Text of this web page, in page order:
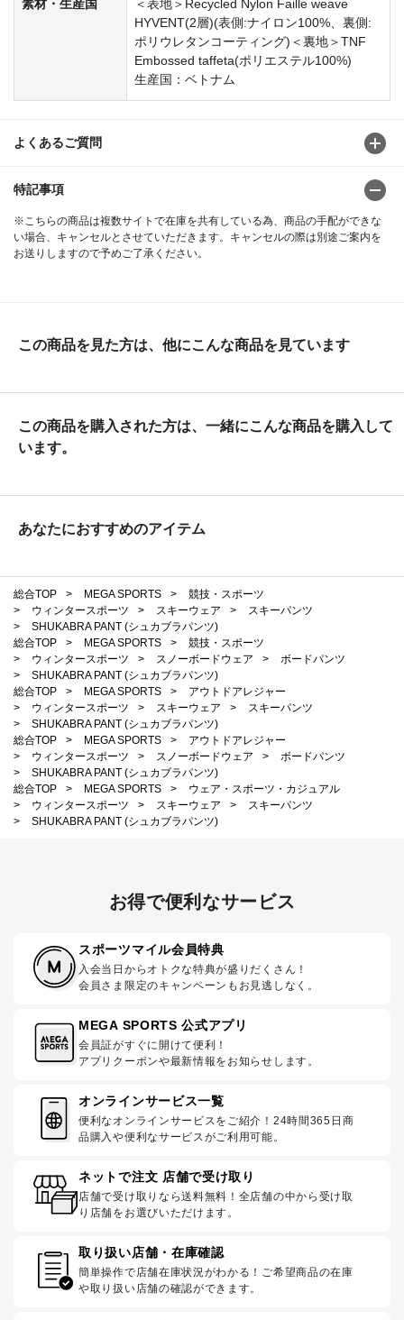
素材・生産国
＜表地＞Recycled Nylon Faille weave
HYVENT(2層)(表側:ナイロン100%、裏側:
ポリウレタンコーティング)＜裏地＞TNF
Embossed taffeta(ポリエステル100%)
生産国：ベトナム
よくあるご質問
特記事項
※こちらの商品は複数サイトで在庫を共有している為、商品の手配ができな
い場合、キャンセルとさせていただきます。キャンセルの際は別途ご案内を
お送りしますので予めご了承ください。
この商品を見た方は、他にこんな商品を見ています
この商品を購入された方は、一緒にこんな商品を購入して
います。
あなたにおすすめのアイテム
総合TOP > MEGA SPORTS >
競技・スポーツ
>
ウィンタースポーツ > スキーウェア >
スキーパンツ
>
SHUKABRA PANT (シュカブラパンツ)
総合TOP
> MEGA SPORTS >
競技・スポーツ
>
ウィンタースポーツ > スノーボードウェア >
ボードパンツ
>
SHUKABRA PANT (シュカブラパンツ)
総合TOP
> MEGA SPORTS >
アウトドアレジャー
>
ウィンタースポーツ > スキーウェア >
スキーパンツ
>
SHUKABRA PANT (シュカブラパンツ)
総合TOP
> MEGA SPORTS >
アウトドアレジャー
>
ウィンタースポーツ > スノーボードウェア >
ボードパンツ
>
SHUKABRA PANT (シュカブラパンツ)
総合TOP
> MEGA SPORTS >
ウェア・スポーツ・カジュアル
>
ウィンタースポーツ > スキーウェア >
スキーパンツ
>
SHUKABRA PANT (シュカブラパンツ)
お得で便利なサービス
スポーツマイル会員特典
入会当日からオトクな特典が盛りだくさん！
会員さま限定のキャンペーンもお見逃しなく。
MEGA SPORTS 公式アプリ
会員証がすぐに開けて便利！
アプリクーポンや最新情報をお知らせします。
オンラインサービス一覧
便利なオンラインサービスをご紹介！24時間365日商
品購入や便利なサービスがご利用可能。
ネットで注文 店舗で受け取り
店舗で受け取りなら送料無料！全店舗の中から受け取
り店舗をお選びいただけます。
取り扱い店舗・在庫確認
簡単操作で店舗在庫状況がわかる！ご希望商品の在庫
や取り扱い店舗の確認ができます。